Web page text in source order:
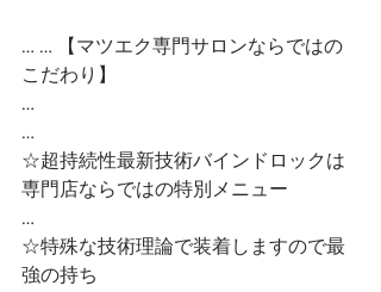
… … 【マツエク専門サロンならではの
こだわり】
…
…
☆超持続性最新技術バインドロックは
専門店ならではの特別メニュー
…
☆特殊な技術理論で装着しますので最
強の持ち